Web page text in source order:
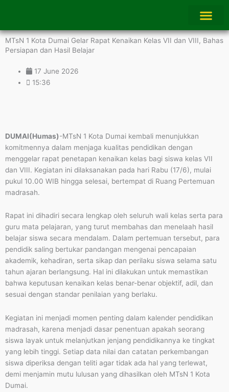
MTsN 1 Kota Dumai Gelar Rapat Kenaikan Kelas VII dan VIII, Bahas
Persiapan dan Hasil Belajar
17 June 2026
15:36
DUMAI(Humas)-MTsN 1 Kota Dumai kembali menunjukkan
komitmennya dalam menjaga kualitas pendidikan dengan
menggelar rapat penetapan kenaikan kelas bagi siswa kelas VII
dan VIII. Kegiatan ini dilaksanakan pada hari Rabu (17/6), mulai
pukul 10.00 WIB hingga selesai, bertempat di Ruang Pertemuan
madrasah.
Rapat ini dihadiri secara lengkap oleh seluruh wali kelas serta para
guru mata pelajaran, yang turut membahas dan menelaah hasil
belajar siswa secara mendalam. Dalam pertemuan tersebut, para
pendidik saling bertukar pandangan mengenai pencapaian
akademik, kehadiran, serta sikap dan perilaku siswa selama satu
tahun ajaran berlangsung. Hal ini dilakukan untuk memastikan
bahwa keputusan kenaikan kelas benar-benar objektif, adil, dan
sesuai dengan standar penilaian yang berlaku.
Kegiatan ini menjadi momen penting dalam kalender pendidikan
madrasah, karena menjadi dasar penentuan apakah seorang
siswa layak untuk melanjutkan jenjang pendidikannya ke tingkat
yang lebih tinggi. Setiap data nilai dan catatan perkembangan
siswa diperiksa dengan teliti agar tidak ada hal yang terlewat,
demi menjamin mutu lulusan yang dihasilkan oleh MTsN 1 Kota
Dumai.